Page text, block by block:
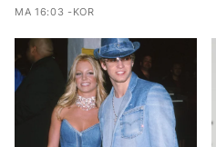
MA 16:03 -KOR